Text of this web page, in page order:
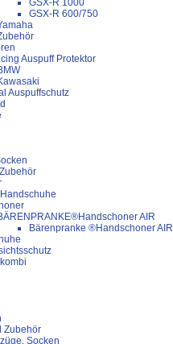
GSX-R 1000
GSX-R 600/750
Auspuff Protektor
Auspuffschutz
AIR
Bärenpranke ®Handschoner AIR
Zubehör
Socken